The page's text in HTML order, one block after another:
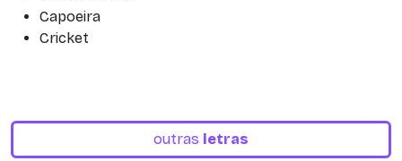
Capoeira
Cricket
outras letras